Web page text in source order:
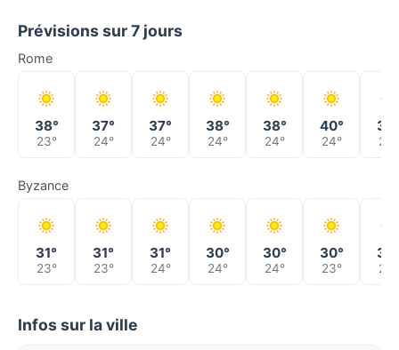
Prévisions sur 7 jours
Rome
38°
23°
37°
24°
37°
24°
38°
24°
38°
24°
40°
24° 25°
Byzance
31°
23°
31°
23°
31°
24°
30°
24°
30°
24°
30°
23° 23°
Infos sur la ville